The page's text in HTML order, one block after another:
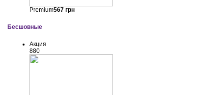
Premium567грн
Бесшовные
Акция
880